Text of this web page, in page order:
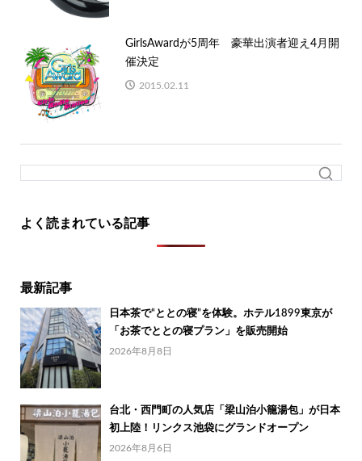
GirlsAwardが5周年 豪華出演者迎え4月開
催決定
2015.02.11
よく読まれている記事
最新記事
日本茶で“ととの寝”を体験。ホテル1899東京が
「お茶でととの寝プラン」を販売開始
2026年8月8日
台北・西門町の人気店「梁山泊小籠湯包」が日本
初上陸！リンクス池袋にグランドオープン
2026年8月6日